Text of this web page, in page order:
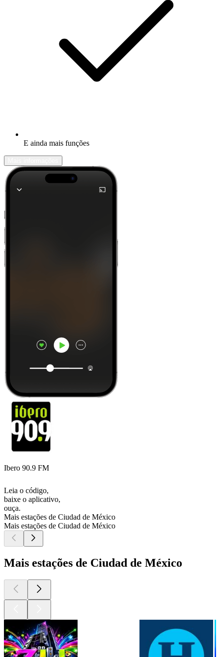
E ainda mais funções
Ibero 90.9 FM
Leia o código,
baixe o aplicativo,
ouça.
Mais estações de Ciudad de México
Mais estações de Ciudad de México
Mais estações de Ciudad de México